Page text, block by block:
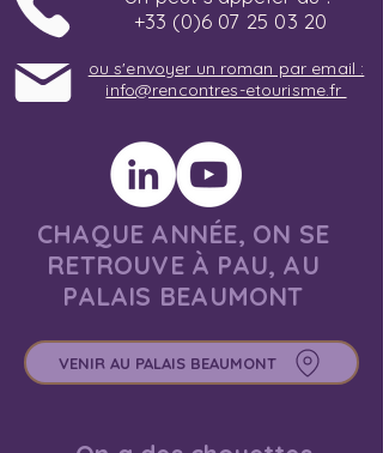
+33 (0)6 07 25 03 20
ou s'envoyer un roman par email :
info@rencontres-etourisme.fr
CHAQUE ANNÉE, ON SE
RETROUVE À PAU, AU
PALAIS BEAUMONT
VENIR AU PALAIS BEAUMONT